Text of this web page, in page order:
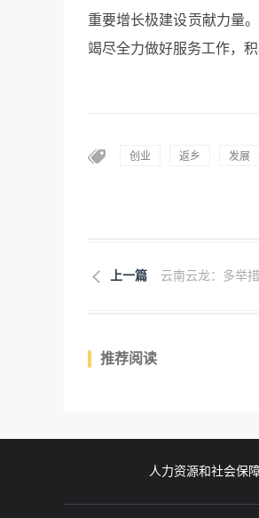
重要增长极建设贡献力量
竭尽全力做好服务工作，
创业 返乡 发展
上一篇 云南云龙：多举
推荐阅读
人力资源和社会保